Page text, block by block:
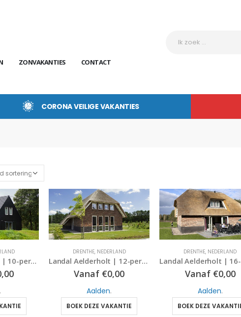
ZONVAKANTIES CONTACT
CORONA VEILIGE VAKANTIES
Landal Aelderholt | 10-persoonsbungalow – extra luxe | type 10EL1 | Aalden, Drenthe
.
DRENTHE, NEDERLAND
Landal Aelderholt | 12-persoonsbungalow – extra luxe | type 12EL | Aalden, Drenthe
Vanaf €0,00
Aalden.
BOEK DEZE VAKANTIE
DRENTHE, NEDERLAND
Vanaf €0,00
Aalden.
BOEK DEZE